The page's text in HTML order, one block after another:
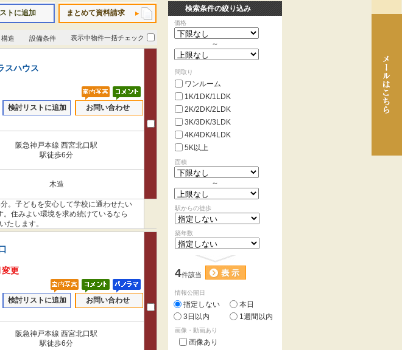
トに追加 まとめて資料請求
構造 設備条件 表示中物件一括チェック
スハウス
検討リストに追加 お問い合わせ
阪急神戸本線 西宮北口駅
駅徒歩6分
木造
。子どもを安心して学校に通わせたい
住みよい環境を求め続けているなら
たします。
更
検討リストに追加 お問い合わせ
阪急神戸本線 西宮北口駅
駅徒歩6分
検索条件の絞り込み
価格
～
間取り
ワンルーム
1K/1DK/1LDK
2K/2DK/2LDK
3K/3DK/3LDK
4K/4DK/4LDK
5K以上
面積
～
駅からの徒歩
築年数
4件該当
情報公開日
指定しない
本日
3日以内
1週間以内
画像・動画あり
画像あり